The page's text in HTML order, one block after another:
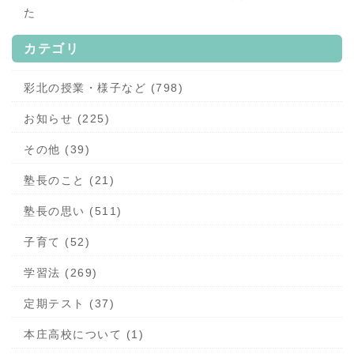
た
カテゴリ
彩北の授業・様子など (798)
お知らせ (225)
その他 (39)
塾長のこと (21)
塾長の思い (511)
子育て (52)
学習法 (269)
定期テスト (37)
本庄高校について (1)